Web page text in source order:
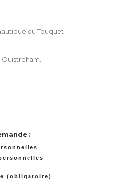
du Touquet
:
(obligatoire)